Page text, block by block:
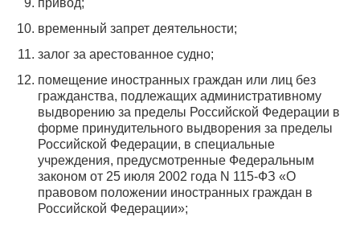
временный запрет деятельности;
залог за арестованное судно;
помещение иностранных граждан или лиц без
гражданства, подлежащих административному
выдворению за пределы Российской Федерации в
форме принудительного выдворения за пределы
Российской Федерации, в специальные
учреждения, предусмотренные Федеральным
законом от 25 июля 2002 года N 115-ФЗ «О
правовом положении иностранных граждан в
Российской Федерации»;